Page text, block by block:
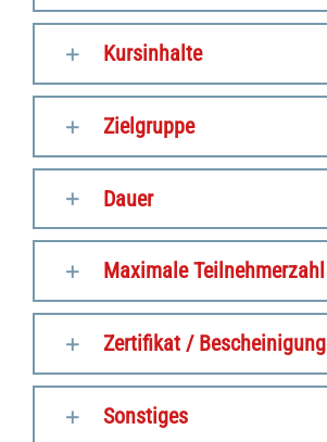
Kursinhalte
Zielgruppe
Dauer
Maximale Teilnehmerzahl
Zertifikat / Bescheinigung
Sonstiges